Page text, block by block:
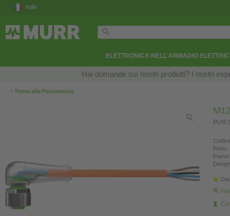
Italia
ELETTRONICA NELL'ARMADIO
Hai domande sui nostri prodotti? I nostri
‹ Torna alla Panoramica
PUR
Peso: